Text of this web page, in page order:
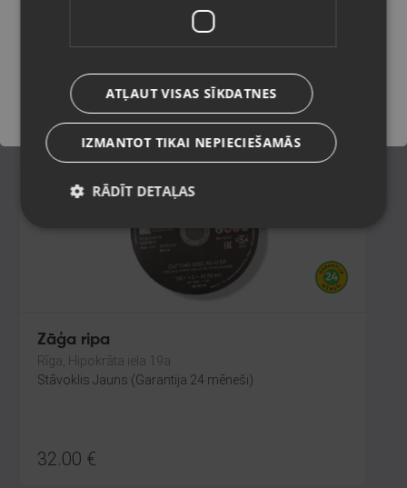
Stāvoklis Jauns (Garantija 24 mēneši)
790.00 €
35.92€/mēn.
Zāģa ripa
Rīga, Hipokrāta iela 19a
Stāvoklis Jauns (Garantija 24 mēneši)
32.00 €
Saglabāt
ATĻAUT VISAS SĪKDATNES
IZMANTOT TIKAI NEPIECIEŠAMĀS
RĀDĪT DETAĻAS